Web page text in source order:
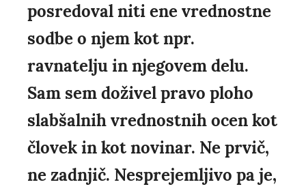
posredoval niti ene vrednostne
sodbe o njem kot npr.
ravnatelju in njegovem delu.
Sam sem doživel pravo ploho
slabšalnih vrednostnih ocen kot
človek in kot novinar. Ne prvič,
ne zadnjič. Nesprejemljivo pa je,